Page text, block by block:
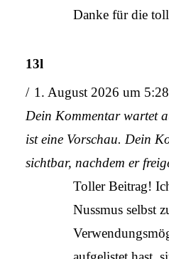
Danke für die
13l
1. August 2026 um
Dein Kommentar wartet
ist eine Vorschau. Dein
sichtbar, nachdem er
Toller Beitrag!
Nussmus selbst